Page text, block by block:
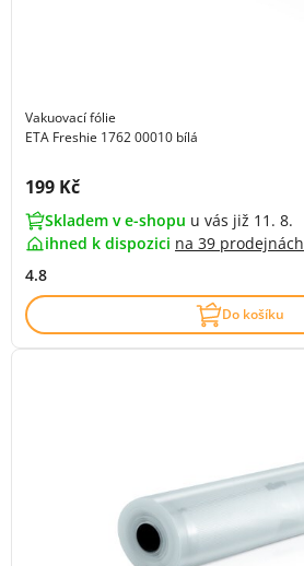
Vakuovací fólie
ETA Freshie 1762 00010 bílá
Cena s DPH:
199 Kč
Skladem v e-shopu u vás již 11. 8.
ihned k dispozici na 39 prodejnách
4.8
Do košíku